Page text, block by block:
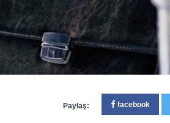
Paylaş: facebook